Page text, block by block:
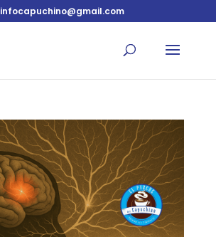
infocapuchino@gmail.com